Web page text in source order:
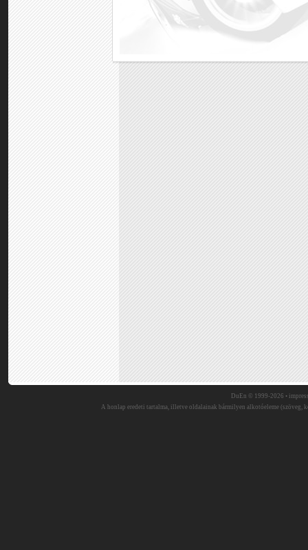
DuEn © 1999-2026 •
A honlap eredeti tartalma, illetve oldalainak bármilyen alkotóeleme (szöveg,